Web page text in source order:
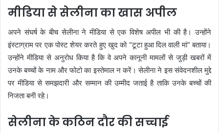
मीडिया से सेलीना का खास अपील
अपने संघर्ष के बीच सेलीना ने मीडिया से एक विशेष अपील भी की है। उन्होंने
इंस्टाग्राम पर एक पोस्ट शेयर करते हुए खुद को “टूटा हुआ दिल वाली मां” बताया।
उन्होंने मीडिया से अनुरोध किया है कि वे अपने कानूनी मामलों से जुड़ी खबरों में
उनके बच्चों के नाम और फोटो का इस्तेमाल न करें। सेलीना ने इस संवेदनशील मुद्दे
पर मीडिया से समझदारी और सम्मान की उम्मीद जताई है ताकि उनके बच्चों की
निजता बनी रहे।
सेलीना के कठिन दौर की सच्चाई